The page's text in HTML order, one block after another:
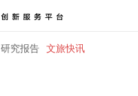
研究报告 文旅快讯